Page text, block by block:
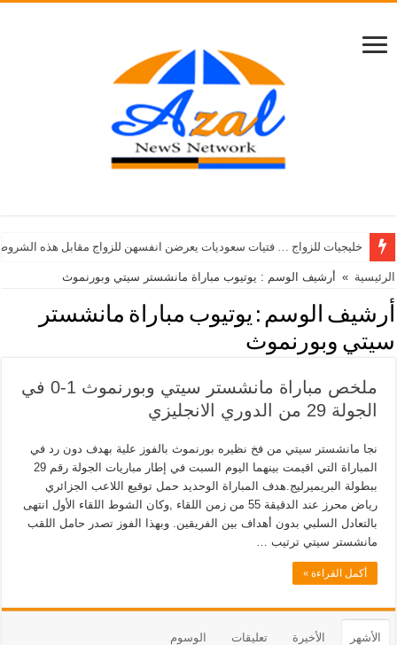
خليجيات للزواج … فتيات سعوديات يعرضن انفسهن للزواج مقابل هذه
الرئيسية » أرشيف الوسم : يوتيوب مباراة مانشستر سيتي وبورنموث
أرشيف الوسم : يوتيوب مباراة مانشستر
سيتي وبورنموث
ملخص مباراة مانشستر سيتي وبورنموث 1-0 في
الجولة 29 من الدوري الانجليزي
نجا مانشستر سيتي من فخ نظيره بورنموث بالفوز علية بهدف دون رد في
المباراة التي اقيمت بينهما اليوم السبت في إطار مباريات الجولة رقم 29
ببطولة البريميرليج.هدف المباراة الوحديد حمل توقيع اللاعب الجزائري
رياض محرز عند الدقيقة 55 من زمن اللقاء ,وكان الشوط اللقاء الأول انتهى
بالتعادل السلبي بدون أهداف بين الفريقين. وبهذا الفوز تصدر حامل اللقب
مانشستر سيتي ترتيب …
أكمل القراءة »
الأشهر الأخيرة تعليقات الوسوم